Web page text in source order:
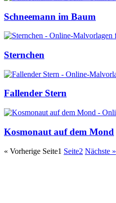
Schneemann im Baum
Sternchen
Fallender Stern
Kosmonaut auf dem Mond
« Vorherige Seite1 Seite2 Nächste »